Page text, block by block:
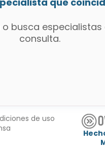
busca
consulta.
de uso